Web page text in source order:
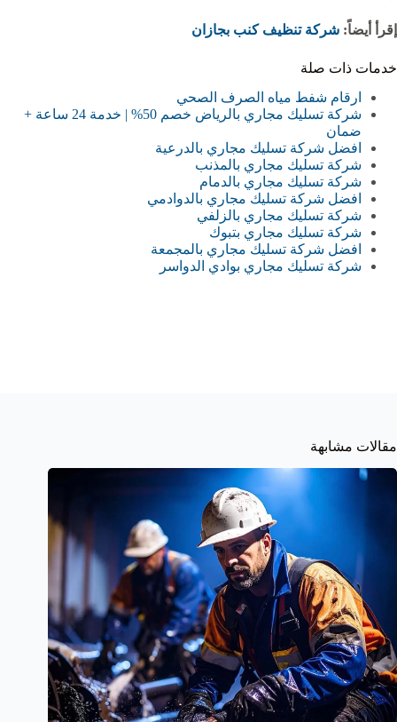
إقرأ أيضاً: شركة تنظيف كنب بجازان
خدمات ذات صلة
ارقام شفط مياه الصرف الصحي
شركة تسليك مجاري بالرياض خصم 50% | خدمة 24 ساعة +
ضمان
افضل شركة تسليك مجاري بالدرعية‏
شركة تسليك مجاري بالمذنب
شركة تسليك مجاري بالدمام
افضل شركة تسليك مجاري بالدوادمي
شركة تسليك مجاري بالزلفي‏
شركة تسليك مجاري بتبوك
افضل شركة تسليك مجاري بالمجمعة‏
شركة تسليك مجاري بوادي الدواسر
مقالات مشابهة